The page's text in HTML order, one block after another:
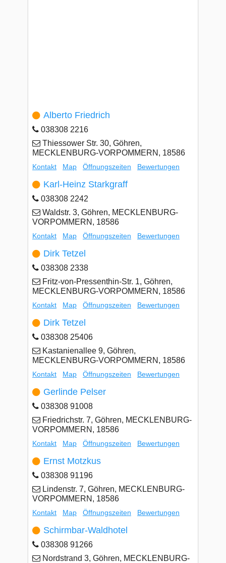
Alberto Friedrich
038308 2216
Thiessower Str. 30, Göhren,
MECKLENBURG-VORPOMMERN, 18586
Kontakt Map Öffnungszeiten Bewertungen
Karl-Heinz Starkgraff
038308 2242
Waldstr. 3, Göhren, MECKLENBURG-
VORPOMMERN, 18586
Kontakt Map Öffnungszeiten Bewertungen
Dirk Tetzel
038308 2338
Fritz-von-Pressenthin-Str. 1, Göhren,
MECKLENBURG-VORPOMMERN, 18586
Kontakt Map Öffnungszeiten Bewertungen
Dirk Tetzel
038308 25406
Kastanienallee 9, Göhren,
MECKLENBURG-VORPOMMERN, 18586
Kontakt Map Öffnungszeiten Bewertungen
Gerlinde Pelser
038308 91008
Friedrichstr. 7, Göhren, MECKLENBURG-
VORPOMMERN, 18586
Kontakt Map Öffnungszeiten Bewertungen
Ernst Motzkus
038308 91196
Lindenstr. 7, Göhren, MECKLENBURG-
VORPOMMERN, 18586
Kontakt Map Öffnungszeiten Bewertungen
Schirmbar-Waldhotel
038308 91266
Nordstrand 3, Göhren, MECKLENBURG-